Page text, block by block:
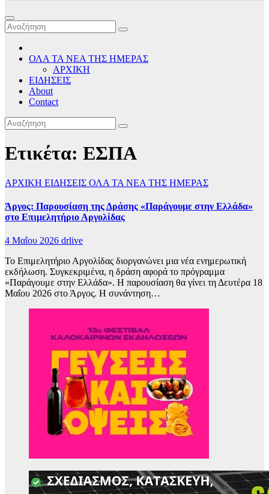
ΟΛΑ ΤΑ ΝΕΑ ΤΗΣ ΗΜΕΡΑΣ
ΑΡΧΙΚΗ
ΕΙΔΗΣΕΙΣ
About
Contact
Ετικέτα: ΕΣΠΑ
ΑΡΧΙΚΗ ΕΙΔΗΣΕΙΣ ΟΛΑ ΤΑ ΝΕΑ ΤΗΣ ΗΜΕΡΑΣ
Άργος: Παρουσίαση της Δράσης «Παράγουμε στην Ελλάδα»
στο Επιμελητήριο Αργολίδας
4 Μαΐου 2026 drlive
Το Επιμελητήριο Αργολίδας διοργανώνει μια νέα ενημερωτική
εκδήλωση. Συγκεκριμένα, η δράση αφορά το πρόγραμμα
«Παράγουμε στην Ελλάδα». Η παρουσίαση θα γίνει τη Δευτέρα 18
Μαΐου 2026 στο Άργος. Η συνάντηση…